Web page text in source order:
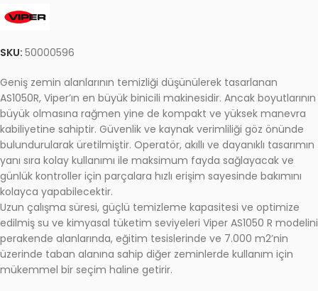
SKU:50000596
Geniş zemin alanlarının temizliği düşünülerek tasarlanan
AS1050R, Viper’ın en büyük binicili makinesidir. Ancak boyutlarının
büyük olmasına rağmen yine de kompakt ve yüksek manevra
kabiliyetine sahiptir. Güvenlik ve kaynak verimliliği göz önünde
bulundurularak üretilmiştir. Operatör, akıllı ve dayanıklı tasarımın
yanı sıra kolay kullanımı ile maksimum fayda sağlayacak ve
günlük kontroller için parçalara hızlı erişim sayesinde bakımını
kolayca yapabilecektir.
Uzun çalışma süresi, güçlü temizleme kapasitesi ve optimize
edilmiş su ve kimyasal tüketim seviyeleri Viper AS1050 R modelini
perakende alanlarında, eğitim tesislerinde ve 7.000 m2’nin
üzerinde taban alanına sahip diğer zeminlerde kullanım için
mükemmel bir seçim haline getirir.